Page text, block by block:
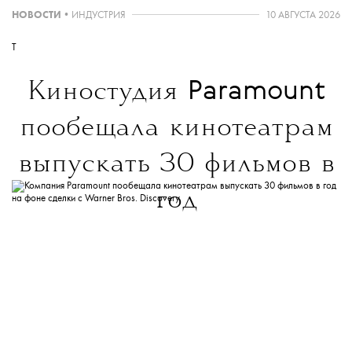
портреты людей, которых объединяет
Павел Тихонов, Яна Рейнсон, Анастасия Иванова,
Анимационное кино
Гран-при:«Сила трения», Анна Любимцева;
Специальный приз жюри «За летние
НОВОСТИ • ИНДУСТРИЯ 10 АВГУСТА 2026
Киностудия Paramount
пообещала кинотеатрам
выпускать 30 фильмов в
год